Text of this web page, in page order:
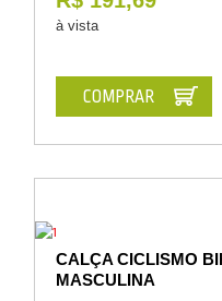
à vista
COMPRAR
CALÇA CICLISMO
MASCULINA